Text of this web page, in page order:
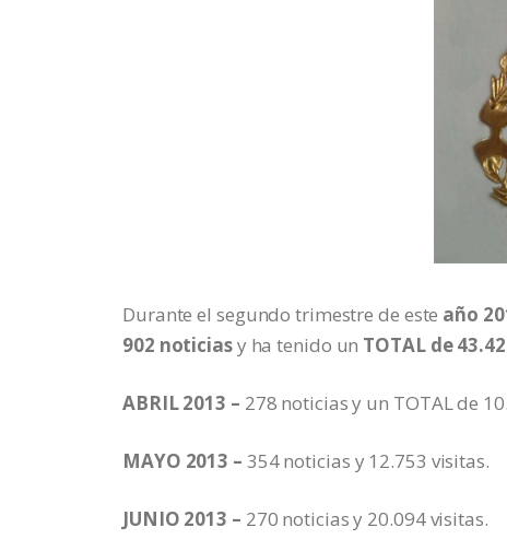
Durante el segundo trimestre de este año
902 noticiasy ha tenido un TOTAL de
ABRIL 2013 – 278 noticias y un TOTAL de
MAYO 2013 – 354 noticias y 12.753 visitas.
JUNIO 2013 – 270 noticias y 20.094 visitas.